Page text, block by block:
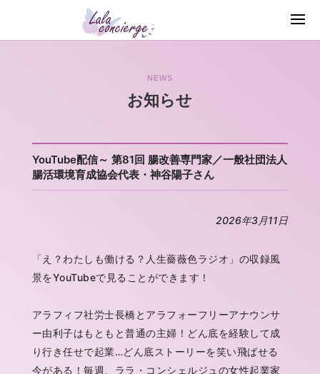
NEWS
お知らせ
YouTube配信～ 第81回 腸改善専門家／一般社団法人
腸活環境育成協会代表・神谷陽子さん
2026年3月11日
「え？わたしも働ける？人生薔薇色ラジオ」の収録風
景をYouTubeで見ることができます！
アラフィフ社労士長橋とアラフォーフリーアナウンサ
ー由利子はもともと普通の主婦！どん底を経験して成
り行き任せで起業…どん底ストーリーを笑い飛ばせる
今がある！毎週、ララ・コンシェルジュの女性起業家